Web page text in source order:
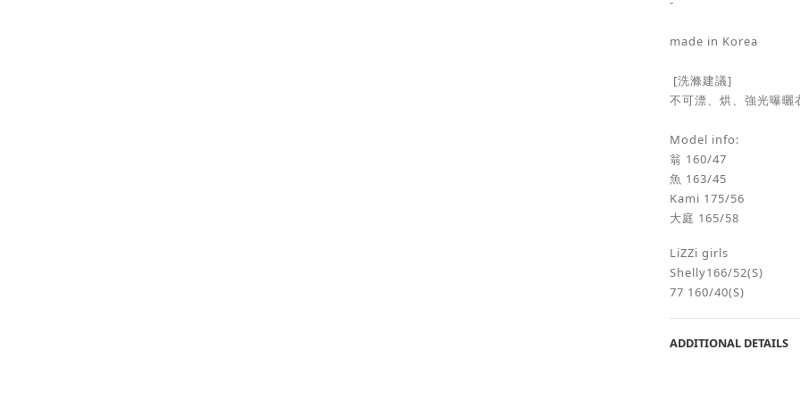
made in Korea
[洗滌建議]
不可漂、烘、強光曝曬
Model info:
翁 160/47
魚 163/45
Kami 175/56
大庭 165/58
LiZZi girls
Shelly166/52(S)
77 160/40(S)
ADDITIONAL DETAILS